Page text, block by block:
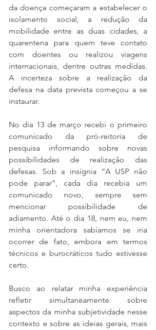
da doença começaram a estabelecer o
isolamento social, a redução da
mobilidade entre as duas cidades, a
quarentena para quem teve contato
com doentes ou realizou viagens
internacionais, dentre outras medidas.
A incerteza sobre a realização da
defesa na data prevista começou a se
instaurar.
No dia 13 de março recebi o primeiro
comunicado da pró-reitoria de
pesquisa informando sobre novas
possibilidades de realização das
defesas. Sob a insígnia “A USP não
pode parar”, cada dia recebia um
comunicado novo, sempre sem
mencionar possibilidade de
adiamento. Até o dia 18, nem eu, nem
minha orientadora sabíamos se iria
ocorrer de fato, embora em termos
técnicos e burocráticos tudo estivesse
certo.
Busco ao relatar minha experiência
refletir simultaneamente sobre
aspectos da minha subjetividade nesse
contexto e sobre as ideias gerais, mais